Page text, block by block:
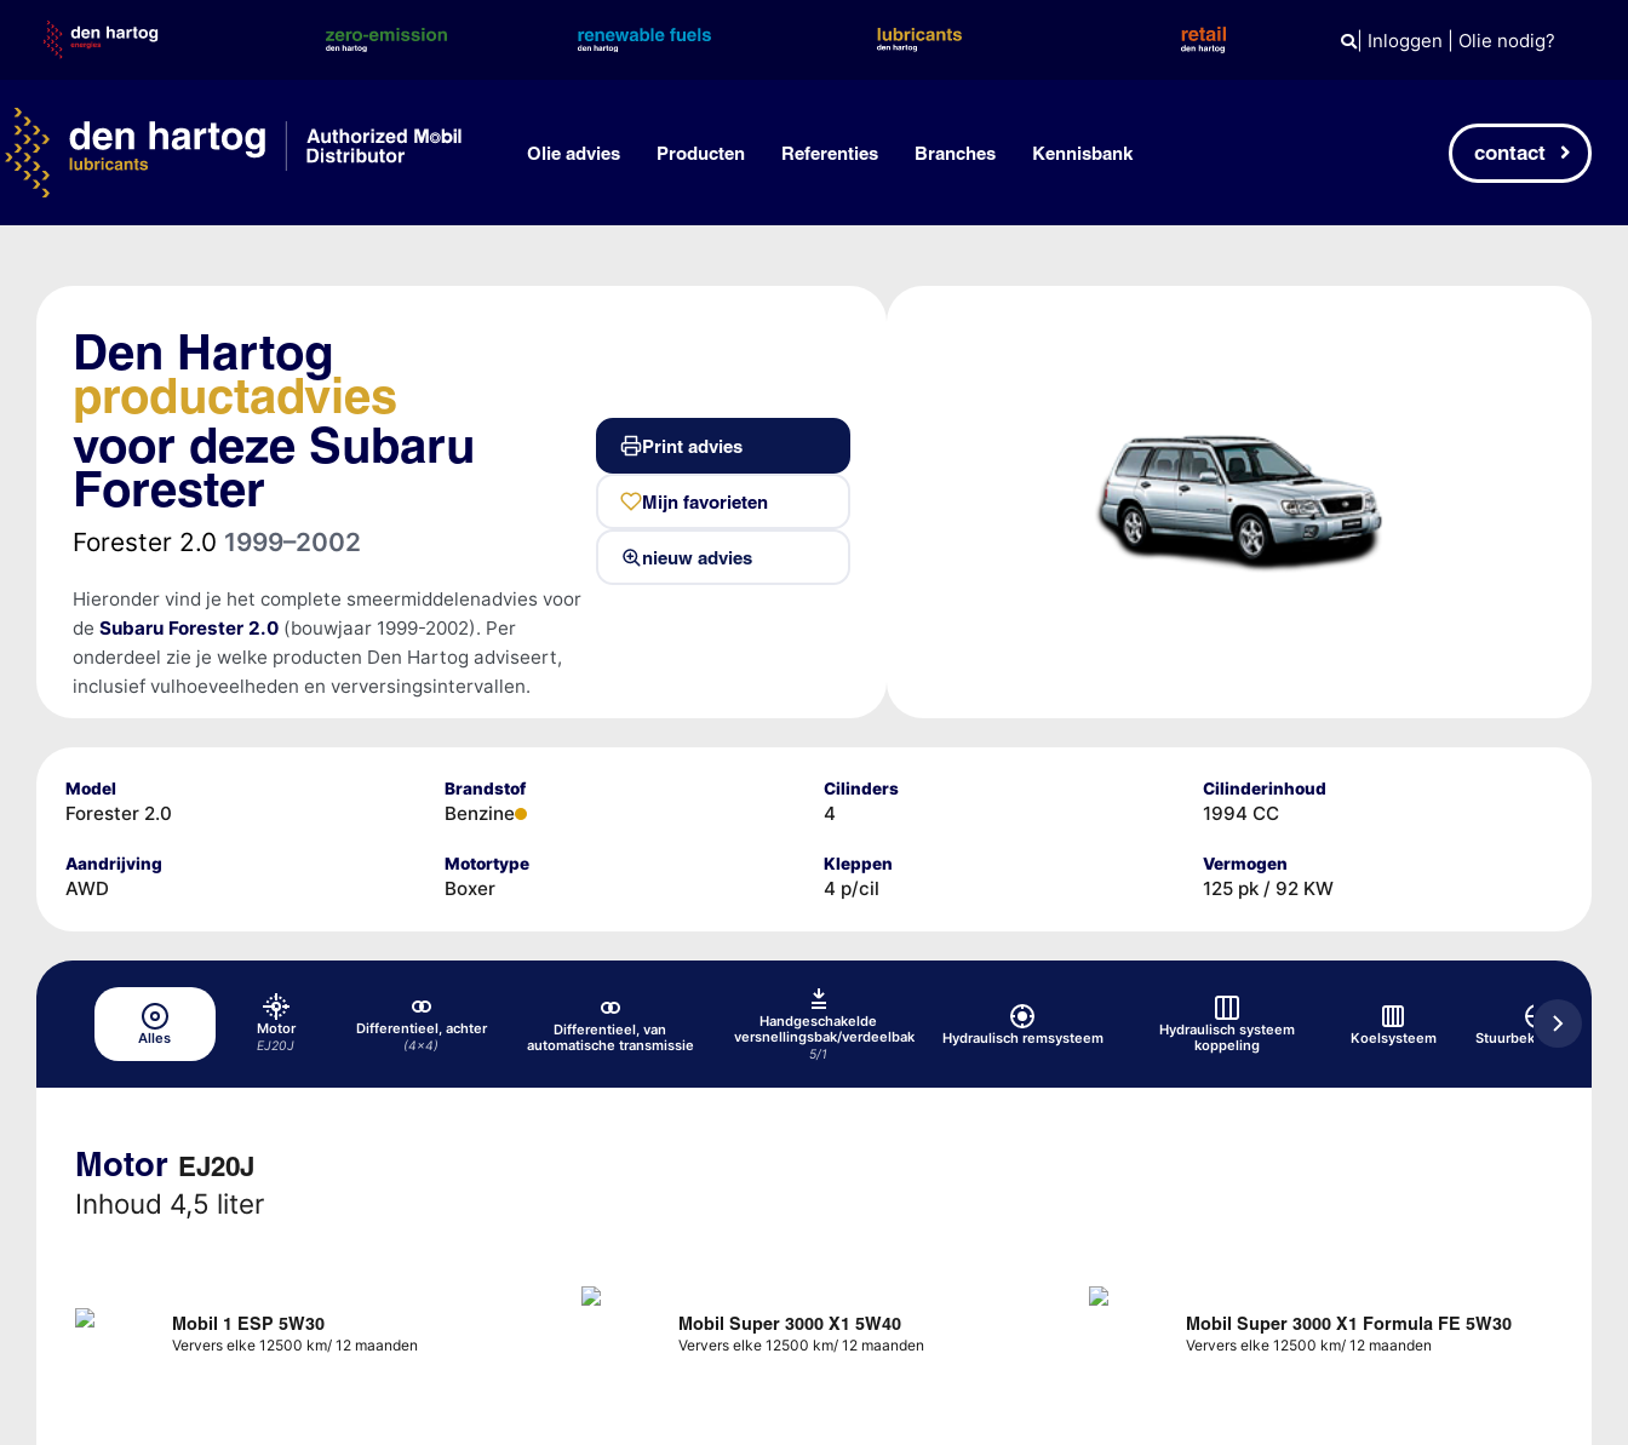
content
| Inloggen Olie nodig?
Olie advies Producten Referenties Branches Kennisbank contact
Den Hartog
productadvies
voor deze Subaru
Forester
Forester 2.0 1999–2002
Hieronder vind je het complete smeermiddelenadvies voor
de Subaru Forester 2.0(bouwjaar 1999-2002). Per
onderdeel zie je welke producten Den Hartog adviseert,
inclusief vulhoeveelheden en verversingsintervallen.
Print advies
Mijn favorieten
nieuw advies
Model
Forester 2.0
Brandstof
Benzine
Cilinders
4
Cilinderinhoud
1994 CC
Aandrijving
AWD
Motortype
Boxer
Kleppen
4 p/cil
Vermogen
125 pk / 92 KW
Alles
Motor
EJ20J
Differentieel, achter
(4x4)
Differentieel, van
automatische transmissie
Handgeschakelde
versnellingsbak/verdeelbak
5/1
Hydraulisch remsysteem
Hydraulisch systeem
koppeling
Koelsysteem Stuurbekrachtiging
Motor EJ20J
Inhoud 4,5 liter
Mobil 1 ESP 5W30
Ververs elke 12500 km/ 12 maanden
Mobil Super 3000 X1 5W40
Ververs elke 12500 km/ 12 maanden
Mobil Super 3000 X1 Formula FE 5W30
Ververs elke 12500 km/ 12 maanden